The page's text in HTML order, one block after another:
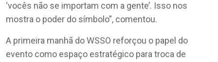
‘vocês não se importam com a gente’. Isso nos
mostra o poder do símbolo”, comentou.
A primeira manhã do WSSO reforçou o papel do
evento como espaço estratégico para troca de